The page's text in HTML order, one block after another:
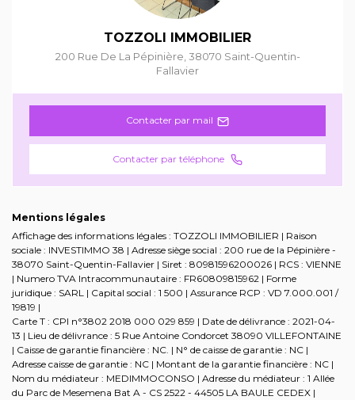
TOZZOLI IMMOBILIER
200 Rue De La Pépinière,38070 Saint-Quentin-
Fallavier
Contacter par mail
Contacter par téléphone
Mentions légales
Affichage des informations légales : TOZZOLI IMMOBILIER | Raison
sociale : INVESTIMMO 38 | Adresse siège social : 200 rue de la Pépinière -
38070 Saint-Quentin-Fallavier | Siret : 80981596200026 | RCS : VIENNE
| Numero TVA Intracommunautaire : FR60809815962 | Forme
juridique : SARL | Capital social : 1 500 | Assurance RCP : VD 7.000.001 /
19819 |
Carte T : CPI n°3802 2018 000 029 859 | Date de délivrance : 2021-04-
13 | Lieu de délivrance : 5 Rue Antoine Condorcet 38090 VILLEFONTAINE
| Caisse de garantie financière : NC. | N° de caisse de garantie : NC |
Adresse caisse de garantie : NC | Montant de la garantie financière : NC |
Nom du médiateur : MEDIMMOCONSO | Adresse du médiateur : 1 Allée
du Parc de Mesemena Bat A - CS 2522 - 44505 LA BAULE CEDEX |